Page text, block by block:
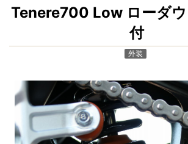
Tenere700 Low ローダ
付
外装